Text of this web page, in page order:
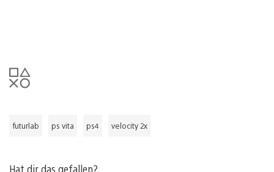
futurlab ps vita ps4 velocity 2x
Hat dir das gefallen?